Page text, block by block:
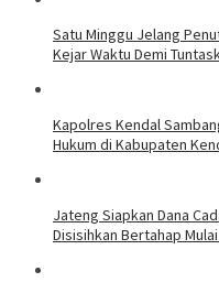
Satu Minggu Jelang
Kejar Waktu Demi
Kapolres Kendal
Hukum di Kabupaten
Jateng Siapkan Dana
Disisihkan Bertahap